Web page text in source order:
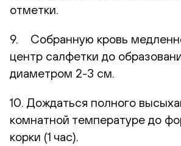
отметки.
9. Собранную кровь
центр салфетки до
диаметром 2-3 см.
10. Дождаться полного
комнатной температуре до
корки (1 час).